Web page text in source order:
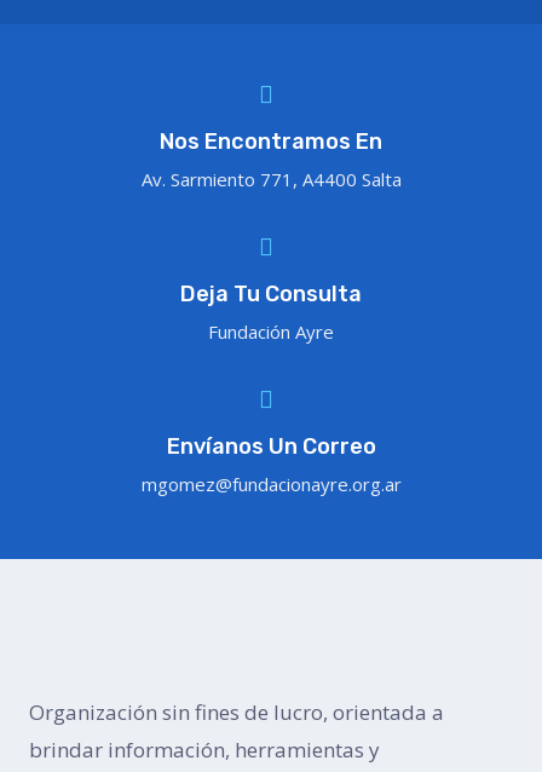
Nos Encontramos En
Av. Sarmiento 771, A4400 Salta
Deja Tu Consulta
Fundación Ayre
Envíanos Un Correo
mgomez@fundacionayre.org.ar
Organización sin fines de lucro, orientada a
brindar información, herramientas y